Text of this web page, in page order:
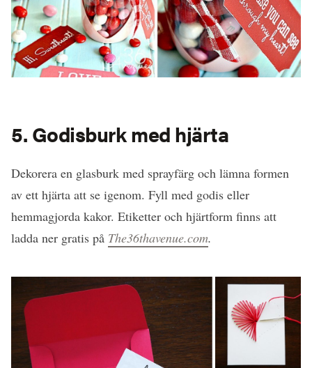
5. Godisburk med hjärta
Dekorera en glasburk med sprayfärg och lämna formen
av ett hjärta att se igenom. Fyll med godis eller
hemmagjorda kakor. Etiketter och hjärtform finns att
ladda ner gratis på The36thavenue.com.